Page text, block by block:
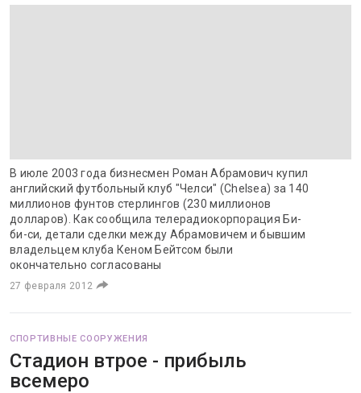
В июле 2003 года бизнесмен Роман Абрамович купил
английский футбольный клуб "Челси" (Chelsea) за 140
миллионов фунтов стерлингов (230 миллионов
долларов). Как сообщила телерадиокорпорация Би-
би-си, детали сделки между Абрамовичем и бывшим
владельцем клуба Кеном Бейтсом были
окончательно согласованы
27 февраля 2012
СПОРТИВНЫЕ СООРУЖЕНИЯ
Стадион втрое - прибыль
всемеро